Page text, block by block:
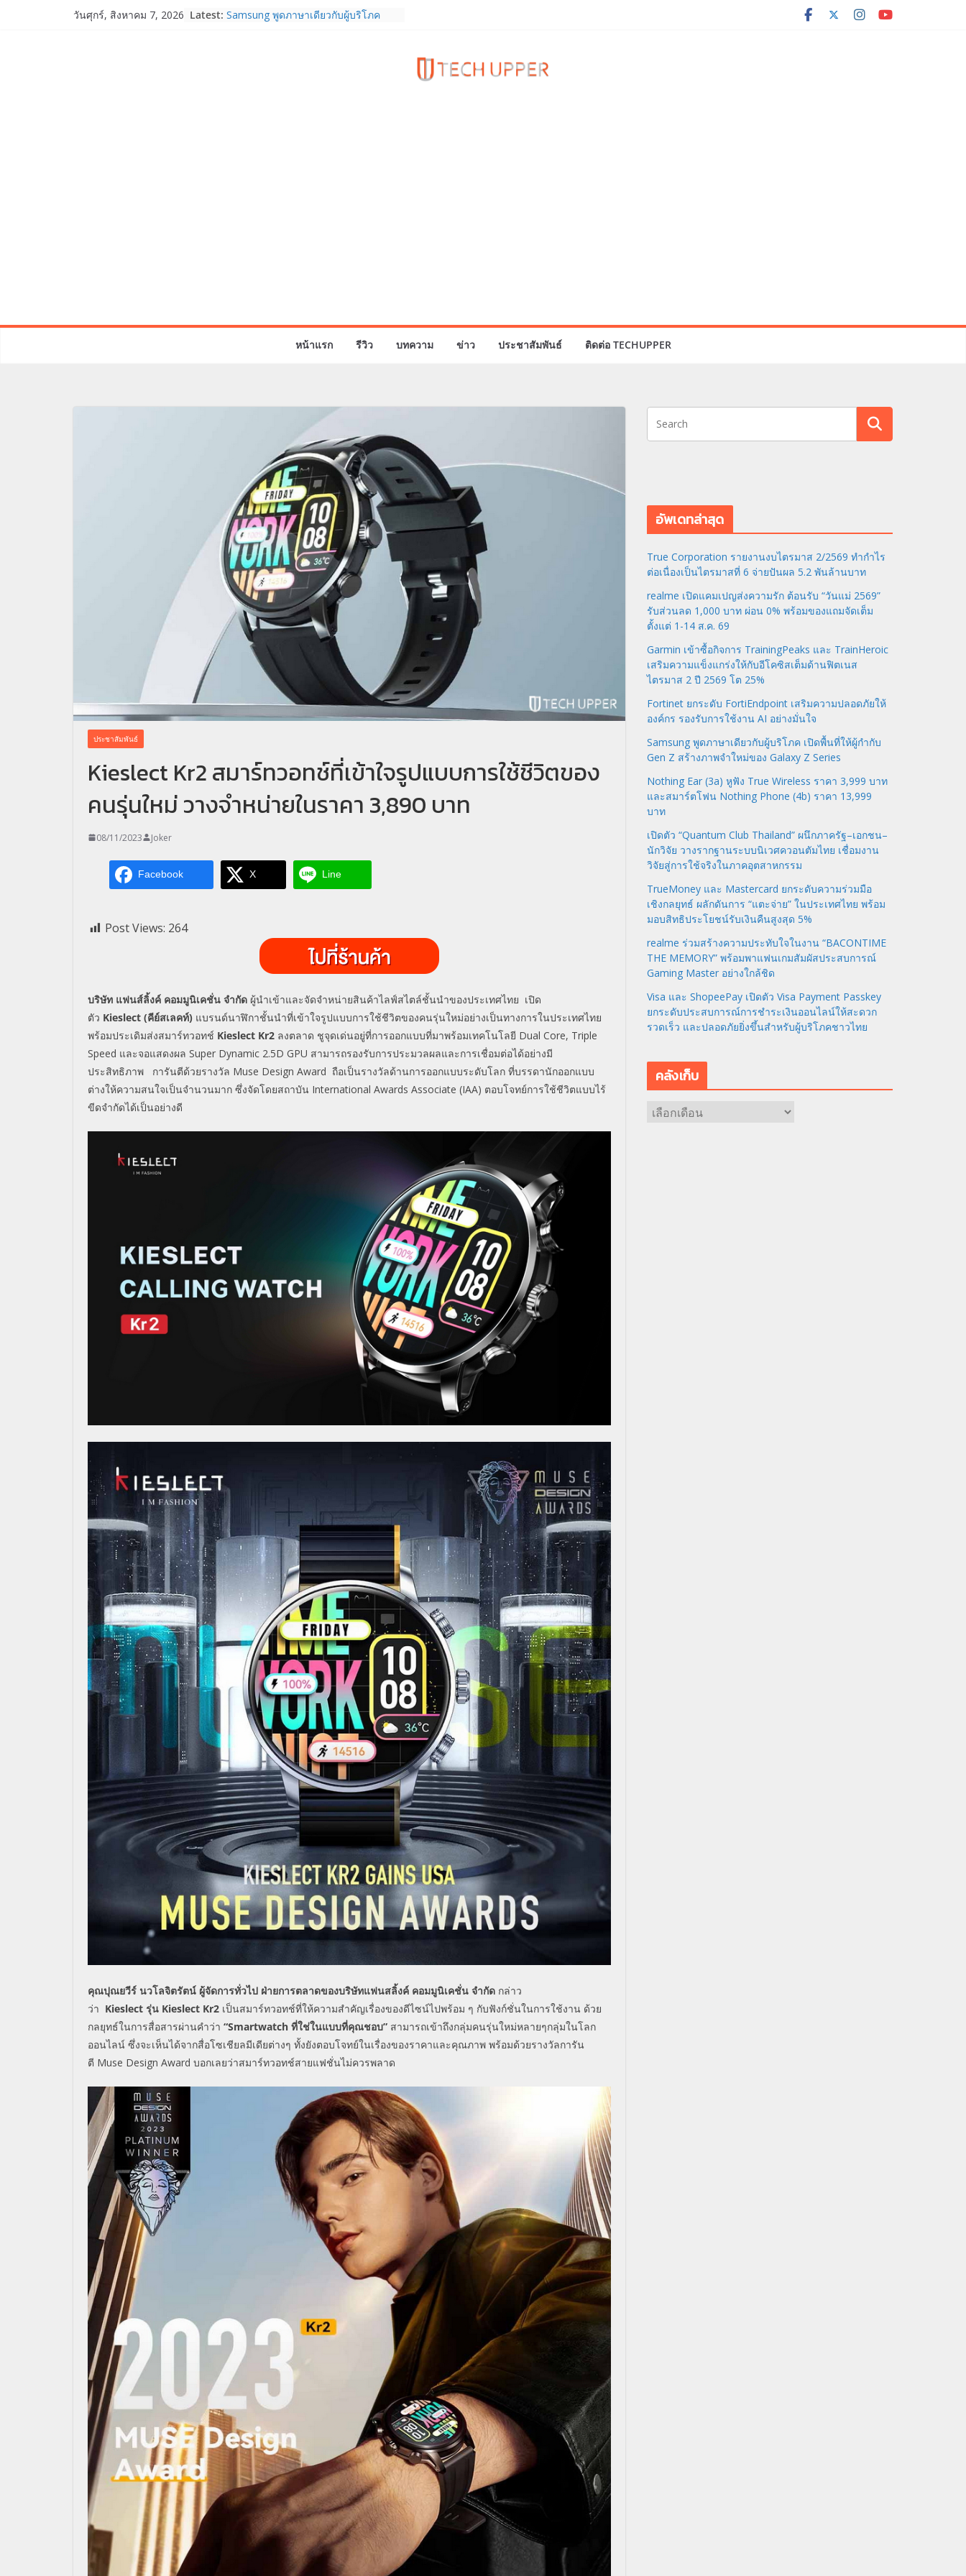
วันศุกร์, สิงหาคม 7, 2026 Latest: Samsung พูดภาษาเดียวกับผู้บริโภค
หน้าแรก รีวิว บทความ ข่าว ประชาสัมพันธ์ ติดต่อ TECHUPPER
ประชาสัมพันธ์
Kieslect Kr2 สมาร์ทวอทช์ที่เข้าใจรูปแบบการใช้ชีวิตของ
คนรุ่นใหม่ วางจำหน่ายในราคา 3,890 บาท
08/11/2023 Joker
Facebook X Line
Post Views: 264
บริษัท แฟนส์ลิ้งค์ คอมมูนิเคชั่น จำกัด ผู้นำเข้าและจัดจำหน่ายสินค้าไลฟ์สไตล์ชั้นนำของประเทศไทย เปิด
ตัว Kieslect (คีย์สเลคท์) แบรนด์นาฬิกาชั้นนำที่เข้าใจรูปแบบการใช้ชีวิตของคนรุ่นใหม่อย่างเป็นทางการในประเทศไทย
พร้อมประเดิมส่งสมาร์ทวอทช์ Kieslect Kr2 ลงตลาด ชูจุดเด่นอยู่ที่การออกแบบที่มาพร้อมเทคโนโลยี Dual Core, Triple
Speed และจอแสดงผล Super Dynamic 2.5D GPU สามารถรองรับการประมวลผลและการเชื่อมต่อได้อย่างมี
ประสิทธิภาพ การันตีด้วยรางวัล Muse Design Award ถือเป็นรางวัลด้านการออกแบบระดับโลก ที่บรรดานักออกแบบ
ต่างให้ความสนใจเป็นจำนวนมาก ซึ่งจัดโดยสถาบัน International Awards Associate (IAA) ตอบโจทย์การใช้ชีวิตแบบไร้
ขีดจำกัดได้เป็นอย่างดี
คุณปุณยวีร์ นวโลจิตรัตน์ ผู้จัดการทั่วไป ฝ่ายการตลาดของบริษัทแฟนสลิ้งค์ คอมมูนิเคชั่น จำกัด กล่าว
ว่า Kieslect รุ่น Kieslect Kr2 เป็นสมาร์ทวอทช์ที่ให้ความสำคัญเรื่องของดีไซน์ไปพร้อม ๆ กับฟังก์ชั่นในการใช้งาน ด้วย
กลยุทธ์ในการสื่อสารผ่านคำว่า “Smartwatch ที่ใช่ในแบบที่คุณชอบ” สามารถเข้าถึงกลุ่มคนรุ่นใหม่หลายๆกลุ่มในโลก
ออนไลน์ ซึ่งจะเห็นได้จากสื่อโซเชียลมีเดียต่างๆ ทั้งยังตอบโจทย์ในเรื่องของราคาและคุณภาพ พร้อมด้วยรางวัลการัน
ตี Muse Design Award บอกเลยว่าสมาร์ทวอทช์สายแฟชั่นไม่ควรพลาด
อัพเดทล่าสุด
True Corporation รายงานงบไตรมาส 2/2569 ทำกำไร
ต่อเนื่องเป็นไตรมาสที่ 6 จ่ายปันผล 5.2 พันล้านบาท
realme เปิดแคมเปญส่งความรัก ต้อนรับ “วันแม่ 2569”
รับส่วนลด 1,000 บาท ผ่อน 0% พร้อมของแถมจัดเต็ม
ตั้งแต่ 1-14 ส.ค. 69
Garmin เข้าซื้อกิจการ TrainingPeaks และ TrainHeroic
เสริมความแข็งแกร่งให้กับอีโคซิสเต็มด้านฟิตเนส
ไตรมาส 2 ปี 2569 โต 25%
Fortinet ยกระดับ FortiEndpoint เสริมความปลอดภัยให้
องค์กร รองรับการใช้งาน AI อย่างมั่นใจ
Samsung พูดภาษาเดียวกับผู้บริโภค เปิดพื้นที่ให้ผู้กำกับ
Gen Z สร้างภาพจำใหม่ของ Galaxy Z Series
Nothing Ear (3a) หูฟัง True Wireless ราคา 3,999 บาท
และสมาร์ตโฟน Nothing Phone (4b) ราคา 13,999
บาท
เปิดตัว “Quantum Club Thailand” ผนึกภาครัฐ–เอกชน–
นักวิจัย วางรากฐานระบบนิเวศควอนตัมไทย เชื่อมงาน
วิจัยสู่การใช้จริงในภาคอุตสาหกรรม
TrueMoney และ Mastercard ยกระดับความร่วมมือ
เชิงกลยุทธ์ ผลักดันการ “แตะจ่าย” ในประเทศไทย พร้อม
มอบสิทธิประโยชน์รับเงินคืนสูงสุด 5%
realme ร่วมสร้างความประทับใจในงาน “BACONTIME
THE MEMORY” พร้อมพาแฟนเกมสัมผัสประสบการณ์
Gaming Master อย่างใกล้ชิด
Visa และ ShopeePay เปิดตัว Visa Payment Passkey
ยกระดับประสบการณ์การชำระเงินออนไลน์ให้สะดวก
รวดเร็ว และปลอดภัยยิ่งขึ้นสำหรับผู้บริโภคชาวไทย
คลังเก็บ